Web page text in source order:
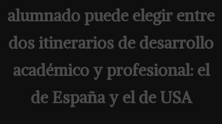
alumnado puede elegir entre
dos itinerarios de desarrollo
académico y profesional: el
de España y el de USA